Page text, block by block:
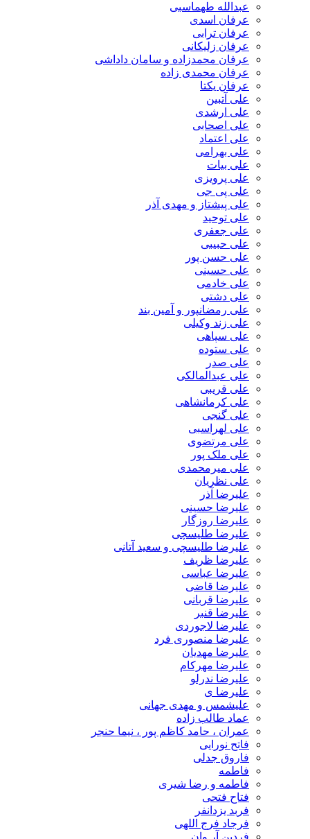
عبدالله طهماسبی‎
عرفان اسدی
عرفان ترابی
عرفان زلیکانی
عرفان محمدزاده و سامان داداشی
عرفان محمدی زاده
عرفان یکتا
علی آتبین
علی ارشدی
علی اصحابی
علی اعتماد
علی بهرامی
علی بیات
علی پرویزی
علی پی جی
علی پیشتاز و مهدی آذر
علی توحید
علی جعفری
علی حبیبی
علی حسن پور
علی حسینی
علی خادمی
علی دشتی
علی رمضانپور و آمین بند
علی زند وکیلی
علی سپاهی
علی ستوده
علی صدر
علی عبدالمالکی
علی قریبی
علی کرمانشاهی
علی گنجی
علی لهراسبی
علی مرتضوی
علی ملک پور
علی میرمحمدی
علی نظریان
علیرضا آذر
علیرضا حسینی
علیرضا روزگار
علیرضا طلیسچی
علیرضا طلیسچی و سعید آتانی
علیرضا ظریف
علیرضا عباسی
علیرضا قاضی
علیرضا قربانی
علیرضا قنبر
علیرضا لاجوردی
علیرضا منصوری فرد
علیرضا مهدیان
علیرضا مهرکام
علیرضا ندرلو
علیرضا ی
علیشمس و مهدی جهانی
عماد طالب زاده
عمران ، حامد کاظم پور ، نیما حنجر
فاتح نورایی
فاروق جدلی
فاطمه
فاطمه و رضا شیری
فتاح فتحی
فربد یزدانفر
فرجاد فرج اللهی
فردین آر وان